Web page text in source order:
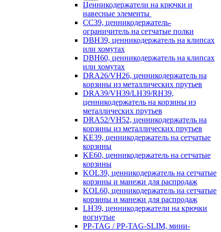
Ценникодержатели на крючки и
навесные элементы
CC39, ценникодержатель-
ограничитель на сетчатые полки
DBH39, ценникодержатель на клипсах
или хомутах
DBH60, ценникодержатель на клипсах
или хомутах
DRA26/VH26, ценникодержатель на
корзины из металлических прутьев
DRA39/VH39/LH39/RH39,
ценникодержатель на корзины из
металлических прутьев
DRA52/VH52, ценникодержатель на
корзины из металлических прутьев
KE39, ценникодержатель на сетчатые
корзины
KE60, ценникодержатель на сетчатые
корзины
KOL39, ценникодержатель на сетчатые
корзины и манежи для распродаж
KOL60, ценникодержатель на сетчатые
корзины и манежи для распродаж
LH39, ценникодержатели на крючки
вогнутые
PP-TAG / PP-TAG-SLIM, мини-